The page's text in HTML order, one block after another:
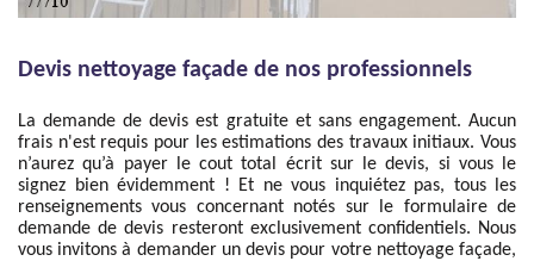
Devis nettoyage façade de nos professionnels
La demande de devis est gratuite et sans engagement. Aucun
frais n'est requis pour les estimations des travaux initiaux. Vous
n’aurez qu’à payer le cout total écrit sur le devis, si vous le
signez bien évidemment ! Et ne vous inquiétez pas, tous les
renseignements vous concernant notés sur le formulaire de
demande de devis resteront exclusivement confidentiels. Nous
vous invitons à demander un devis pour votre nettoyage façade,